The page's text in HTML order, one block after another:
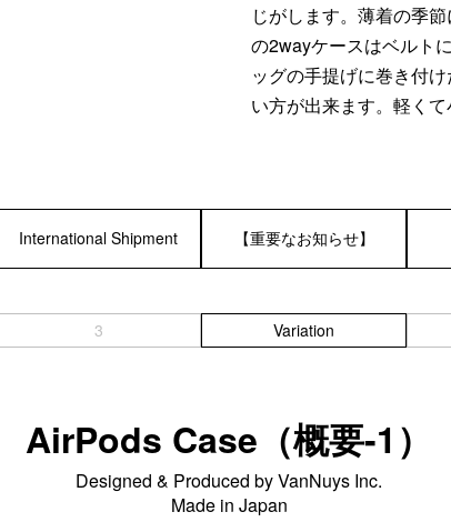
じがします。薄着の季
の2wayケースはベルト
ッグの手提げに巻き付
い方が出来ます。軽く
International Shipment 【重要なお知らせ】
3 Variation
AirPods Case（概要-1）
Designed & Produced by VanNuys Inc.
Made in Japan